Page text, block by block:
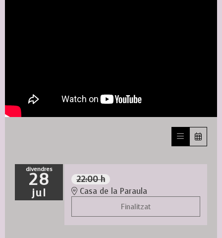
divendres
28
jul
22:00 h
Casa de la Paraula
Finalitzat